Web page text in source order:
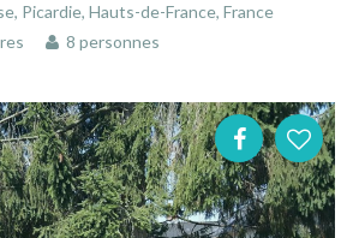
Picardie, Hauts-de-France, France
8 personnes